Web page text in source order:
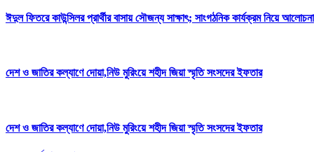
ঈদুল ফিতরে কাউন্সিলর প্রার্থীর বাসায় সৌজন্য সাক্ষাৎ; সাংগঠনিক কার্যক্রম নিয়ে আলোচনা
দেশ ও জাতির কল্যাণে দোয়া,নিউ মুরিংয়ে শহীদ জিয়া স্মৃতি সংসদের ইফতার
দেশ ও জাতির কল্যাণে দোয়া,নিউ মুরিংয়ে শহীদ জিয়া স্মৃতি সংসদের ইফতার